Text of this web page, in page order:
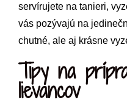
servírujete na tanieri,
vás pozývajú na
chutné, ale aj krásne
Tipy na
lievancov